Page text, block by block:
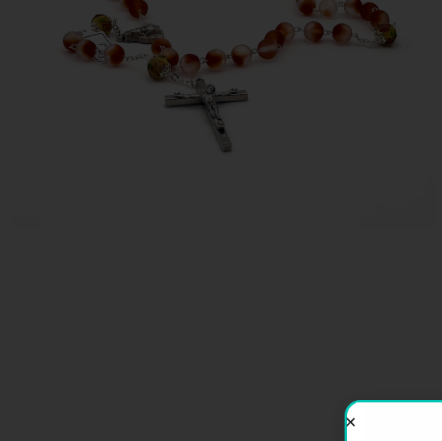
MÉDAILLES JÉSUS
MÉDAILLE SAINTS
MÉDAILLES ENFANTS
CROIX RÉGIONALES
SYMBOLES CHRÉTIENS
EX-VOTOS ET COEURS SACRÉS
BOUGIES ET CIERGES
CUSTODES ET PYXIDES